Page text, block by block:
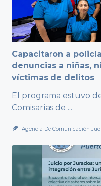
Capacitaron a
denuncias a niñas,
víctimas de delitos
El programa estuvo
Comisarías de ...
Agencia De Comunicación